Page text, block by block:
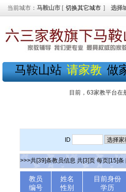
当前城市： 马鞍山市 [ 切换其它城市 ] 选择
马鞍山站 请家教 做
目前，63家教平台在
ID
>>>共[39]条教员信息 共[3]页 每页[15]条
教员
编号
姓名
性别
目前身份
学历